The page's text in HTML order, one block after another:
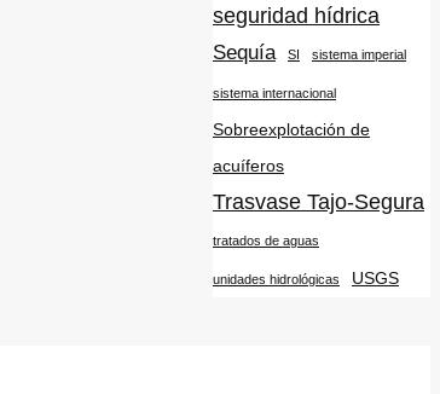
seguridad hídrica
Sequía SI sistema imperial
sistema internacional
Sobreexplotación de
acuíferos
Trasvase Tajo-Segura
tratados de aguas
unidades hidrológicas USGS